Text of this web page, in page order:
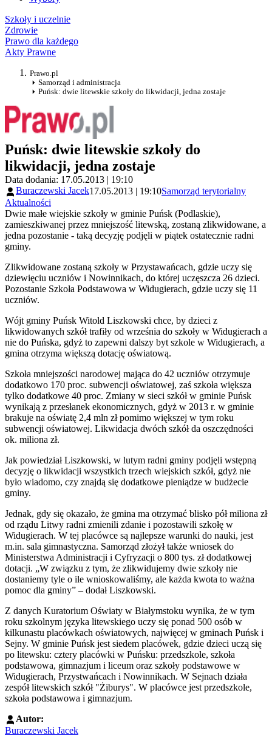
Szkoły i uczelnie
Zdrowie
Prawo dla każdego
Akty Prawne
Prawo.pl
Samorząd i administracja
Puńsk: dwie litewskie szkoły do likwidacji, jedna zostaje
Puńsk: dwie litewskie szkoły do
likwidacji, jedna zostaje
Data dodania: 17.05.2013 | 19:10
Buraczewski Jacek17.05.2013 | 19:10Samorząd terytorialny
Aktualności
Dwie małe wiejskie szkoły w gminie Puńsk (Podlaskie),
zamieszkiwanej przez mniejszość litewską, zostaną zlikwidowane, a
jedna pozostanie - taką decyzję podjęli w piątek ostatecznie radni
gminy.
Zlikwidowane zostaną szkoły w Przystawańcach, gdzie uczy się
dziewięciu uczniów i Nowinnikach, do której uczęszcza 26 dzieci.
Pozostanie Szkoła Podstawowa w Widugierach, gdzie uczy się 11
uczniów.
Wójt gminy Puńsk Witold Liszkowski chce, by dzieci z
likwidowanych szkół trafiły od września do szkoły w Widugierach a
nie do Puńska, gdyż to zapewni dalszy byt szkole w Widugierach, a
gmina otrzyma większą dotację oświatową.
Szkoła mniejszości narodowej mająca do 42 uczniów otrzymuje
dodatkowo 170 proc. subwencji oświatowej, zaś szkoła większa
tylko dodatkowe 40 proc. Zmiany w sieci szkół w gminie Puńsk
wynikają z przesłanek ekonomicznych, gdyż w 2013 r. w gminie
brakuje na oświatę 2,4 mln zł pomimo większej w tym roku
subwencji oświatowej. Likwidacja dwóch szkół da oszczędności
ok. miliona zł.
Jak powiedział Liszkowski, w lutym radni gminy podjęli wstępną
decyzję o likwidacji wszystkich trzech wiejskich szkół, gdyż nie
było wiadomo, czy znajdą się dodatkowe pieniądze w budżecie
gminy.
Jednak, gdy się okazało, że gmina ma otrzymać blisko pół miliona zł
od rządu Litwy radni zmienili zdanie i pozostawili szkołę w
Widugierach. W tej placówce są najlepsze warunki do nauki, jest
m.in. sala gimnastyczna. Samorząd złożył także wniosek do
Ministerstwa Administracji i Cyfryzacji o 800 tys. zł dodatkowej
dotacji. „W związku z tym, że zlikwidujemy dwie szkoły nie
dostaniemy tyle o ile wnioskowaliśmy, ale każda kwota to ważna
pomoc dla gminy” – dodał Liszkowski.
Z danych Kuratorium Oświaty w Białymstoku wynika, że w tym
roku szkolnym języka litewskiego uczy się ponad 500 osób w
kilkunastu placówkach oświatowych, najwięcej w gminach Puńsk i
Sejny. W gminie Puńsk jest siedem placówek, gdzie dzieci uczą się
po litewsku: cztery placówki w Puńsku: przedszkole, szkoła
podstawowa, gimnazjum i liceum oraz szkoły podstawowe w
Widugierach, Przystwańcach i Nowinnikach. W Sejnach działa
zespół litewskich szkół "Żiburys". W placówce jest przedszkole,
szkoła podstawowa i gimnazjum.
Autor:
Buraczewski Jacek